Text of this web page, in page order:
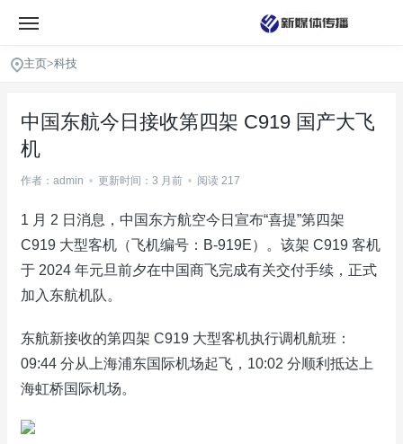
主页>科技
中国东航今日接收第四架 C919 国产大飞
机
作者：admin • 更新时间：3 月前 • 阅读 217
1 月 2 日消息，中国东方航空今日宣布“喜提”第四架
C919 大型客机（飞机编号：B-919E）。该架 C919 客机
于 2024 年元旦前夕在中国商飞完成有关交付手续，正式
加入东航机队。
东航新接收的第四架 C919 大型客机执行调机航班：
09:44 分从上海浦东国际机场起飞，10:02 分顺利抵达上
海虹桥国际机场。